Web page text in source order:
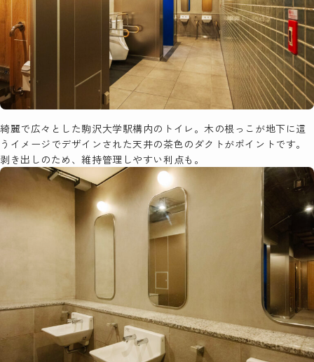
綺麗で広々とした駒沢大学駅構内のトイレ。木の根っこが地下に這
うイメージでデザインされた天井の茶色のダクトがポイントです。
剥き出しのため、維持管理しやすい利点も。